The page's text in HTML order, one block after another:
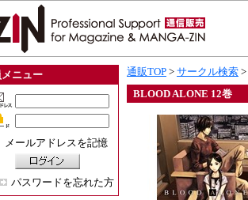
ニュー
メールアドレスを記憶
パスワードを忘れた方
通販TOP > サークル検索 >
BLOOD ALONE 12巻